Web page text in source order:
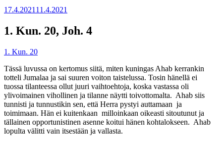
Julkaistu
17.4.2021 11.4.2021
1. Kun. 20, Joh. 4
1. Kun. 20
Tässä luvussa on kertomus siitä, miten kuningas Ahab kerrankin
totteli Jumalaa ja sai suuren voiton taistelussa. Tosin hänellä ei
tuossa tilanteessa ollut juuri vaihtoehtoja, koska vastassa oli
ylivoimainen vihollinen ja tilanne näytti toivottomalta. Ahab siis
tunnisti ja tunnustikin sen, että Herra pystyi auttamaan ja
toimimaan. Hän ei kuitenkaan milloinkaan oikeasti sitoutunut ja
tällainen opportunistinen asenne koitui hänen kohtalokseen. Ahab
lopulta välitti vain itsestään ja vallasta.